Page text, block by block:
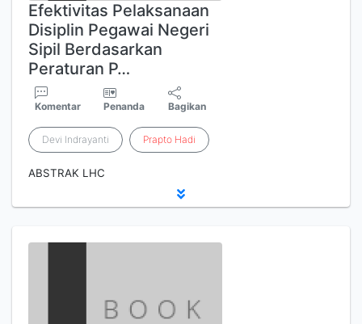
Efektivitas Pelaksanaan
Disiplin Pegawai Negeri
Sipil Berdasarkan
Peraturan P…
Komentar Penanda Bagikan
Devi Indrayanti Prapto Hadi
ABSTRAK LHC